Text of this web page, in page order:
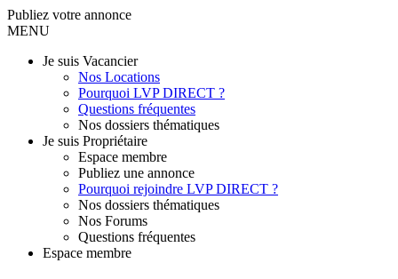
Publiez votre annonce
MENU
Je suis Vacancier
Nos Locations
Pourquoi LVP DIRECT ?
Questions fréquentes
Nos dossiers thématiques
Je suis Propriétaire
Espace membre
Publiez une annonce
Pourquoi rejoindre LVP DIRECT ?
Nos dossiers thématiques
Nos Forums
Questions fréquentes
Espace membre